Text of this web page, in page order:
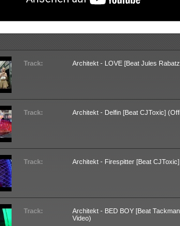
Track: Architekt - LOVE [Beat Jules
Track: Architekt - Delfin [Beat CJToxic]
Track: Architekt - Firespitter [Beat
Track:
Architekt - BED BOY [Beat
Video)